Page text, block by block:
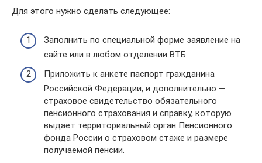
Для этого нужно сделать следующее:
Заполнить по специальной форме заявление на
сайте или в любом отделении ВТБ.
Приложить к анкете паспорт гражданина
Российской Федерации, и дополнительно —
страховое свидетельство обязательного
пенсионного страхования и справку, которую
выдает территориальный орган Пенсионного
фонда России о страховом стаже и размере
получаемой пенсии.